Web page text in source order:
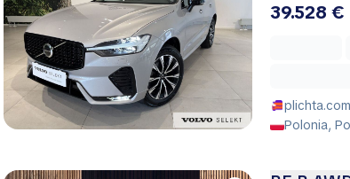
39.528 €
Polonia,